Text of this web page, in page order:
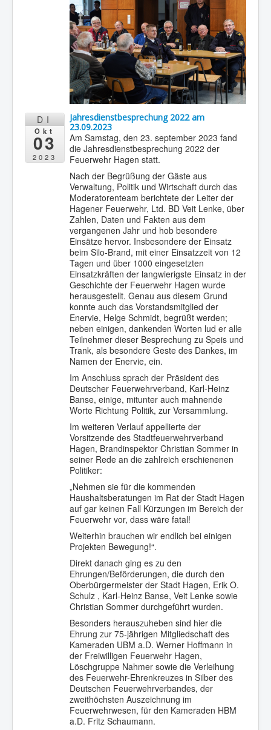
DI
Okt
03
2023
Jahresdienstbesprechung 2022 am
23.09.2023
Am Samstag, den 23. september 2023 fand
die Jahresdienstbesprechung 2022 der
Feuerwehr Hagen statt.
Nach der Begrüßung der Gäste aus
Verwaltung, Politik und Wirtschaft durch das
Moderatorenteam berichtete der Leiter der
Hagener Feuerwehr, Ltd. BD Veit Lenke, über
Zahlen, Daten und Fakten aus dem
vergangenen Jahr und hob besondere
Einsätze hervor. Insbesondere der Einsatz
beim Silo-Brand, mit einer Einsatzzeit von 12
Tagen und über 1000 eingesetzten
Einsatzkräften der langwierigste Einsatz in der
Geschichte der Feuerwehr Hagen wurde
herausgestellt. Genau aus diesem Grund
konnte auch das Vorstandsmitglied der
Enervie, Helge Schmidt, begrüßt werden;
neben einigen, dankenden Worten lud er alle
Teilnehmer dieser Besprechung zu Speis und
Trank, als besondere Geste des Dankes, im
Namen der Enervie, ein.
Im Anschluss sprach der Präsident des
Deutscher Feuerwehrverband, Karl-Heinz
Banse, einige, mitunter auch mahnende
Worte Richtung Politik, zur Versammlung.
Im weiteren Verlauf appellierte der
Vorsitzende des Stadtfeuerwehrverband
Hagen, Brandinspektor Christian Sommer in
seiner Rede an die zahlreich erschienenen
Politiker:
„Nehmen sie für die kommenden
Haushaltsberatungen im Rat der Stadt Hagen
auf gar keinen Fall Kürzungen im Bereich der
Feuerwehr vor, dass wäre fatal!
Weiterhin brauchen wir endlich bei einigen
Projekten Bewegung!“.
Direkt danach ging es zu den
Ehrungen/Beförderungen, die durch den
Oberbürgermeister der Stadt Hagen, Erik O.
Schulz , Karl-Heinz Banse, Veit Lenke sowie
Christian Sommer durchgeführt wurden.
Besonders herauszuheben sind hier die
Ehrung zur 75-jährigen Mitgliedschaft des
Kameraden UBM a.D. Werner Hoffmann in
der Freiwilligen Feuerwehr Hagen,
Löschgruppe Nahmer sowie die Verleihung
des Feuerwehr-Ehrenkreuzes in Silber des
Deutschen Feuerwehrverbandes, der
zweithöchsten Auszeichnung im
Feuerwehrwesen, für den Kameraden HBM
a.D. Fritz Schaumann.